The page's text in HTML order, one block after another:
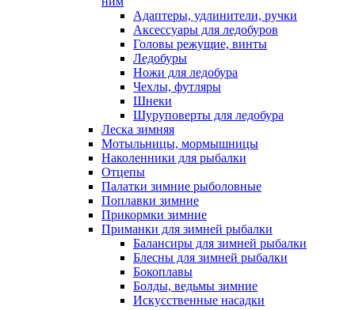
Адаптеры, удлинители, ручки
Аксессуары для ледобуров
Головы режущие, винты
Ледобуры
Ножи для ледобура
Чехлы, футляры
Шнеки
Шуруповерты для ледобура
Леска зимняя
Мотыльницы, мормышницы
Наколенники для рыбалки
Отцепы
Палатки зимние рыболовные
Поплавки зимние
Прикормки зимние
Приманки для зимней рыбалки
Балансиры для зимней рыбалки
Блесны для зимней рыбалки
Бокоплавы
Болды, ведьмы зимние
Искусственные насадки